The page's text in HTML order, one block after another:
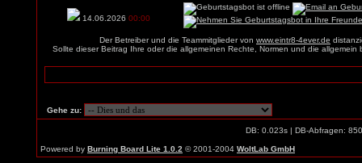
14.06.2026 00:00
Der Betreiber und die Teammitglieder von www.eintr8-4ever.de
Sollte dieser Beitrag Ihre oder die allgemeinen Rechte, Normen und die
Gehe zu:
DB: 0.023s | DB-Abfragen:
Powered by Burning Board Lite 1.0.2 © 2001-2004 WoltLab GmbH